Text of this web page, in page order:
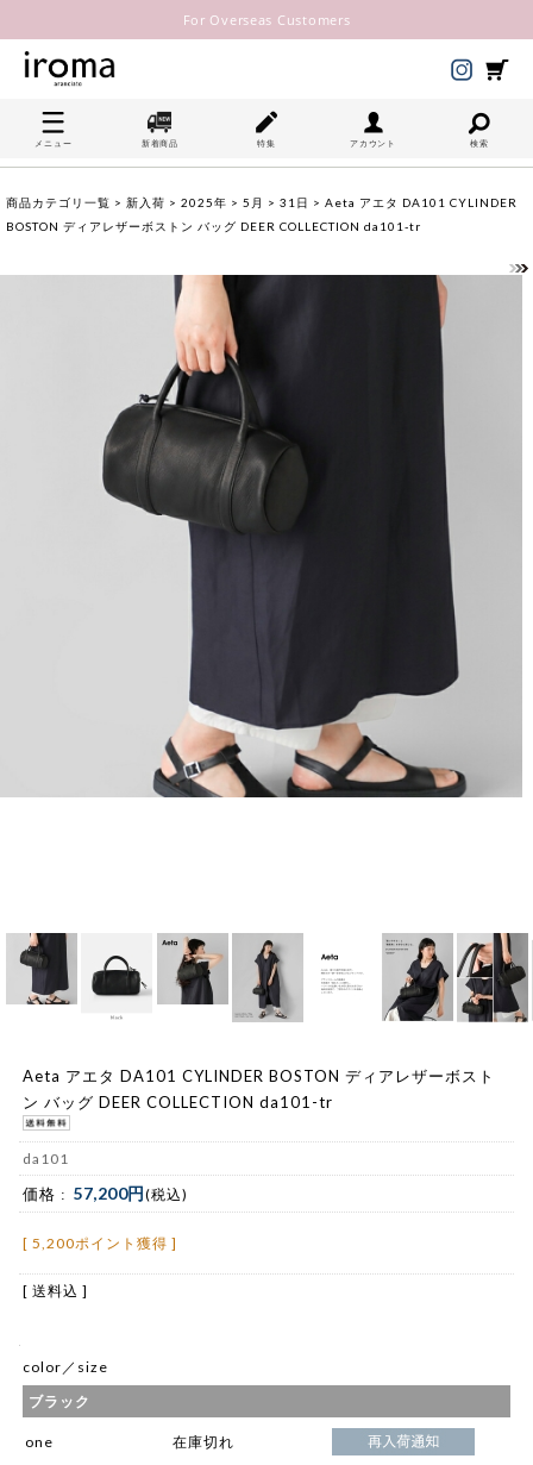
For Overseas Customers
メニュー 新着商品 特集 アカウント 検索
商品カテゴリ一覧 > 新入荷 > 2025年 > 5月 > 31日 > Aeta アエタ DA101 CYLINDER
BOSTON ディアレザーボストン バッグ DEER COLLECTION da101-tr
Aeta アエタ DA101 CYLINDER BOSTON ディアレザーボスト
ン バッグ DEER COLLECTION da101-tr
da101
価格 : 57,200円(税込)
[ 5,200ポイント獲得 ]
[ 送料込 ]
color／size
ブラック
one 在庫切れ